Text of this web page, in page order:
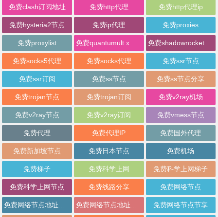
免费clash订阅地址 免费http代理 免费http代理ip
免费hysteria2节点 免费ip代理 免费proxies
免费proxylist 免费shadowrocket节点
免费socks5代理 免费socks代理 免费ssr节点
免费ssr订阅 免费ss节点 免费ss节点分享
免费trojan节点 免费trojan订阅 免费v2ray机场
免费v2ray节点 免费v2ray订阅 免费vmess节点
免费代理 免费代理IP 免费国外代理
免费新加坡节点 免费日本节点 免费机场
免费梯子 免费科学上网 免费科学上网梯子
免费科学上网节点 免费线路分享 免费网络节点
免费网络节点节享